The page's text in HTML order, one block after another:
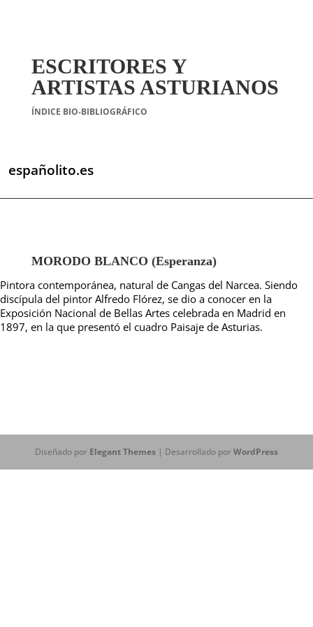
ESCRITORES Y
ARTISTAS ASTURIANOS
ÍNDICE BIO-BIBLIOGRÁFICO
españolito.es
MORODO BLANCO (Esperanza)
Pintora contemporánea, natural de Cangas del Narcea. Siendo
discípula del pintor Alfredo Flórez, se dio a conocer en la
Exposición Nacional de Bellas Artes celebrada en Madrid en
1897, en la que presentó el cuadro Paisaje de Asturias.
Diseñado por Elegant Themes| Desarrollado porWordPress